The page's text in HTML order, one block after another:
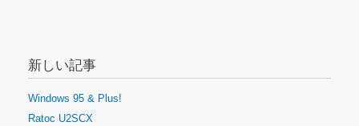
新しい記事
Windows 95 & Plus!
Ratoc U2SCX